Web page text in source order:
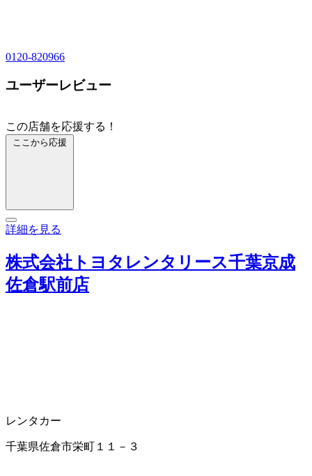
0120-820966
ユーザーレビュー
この店舗を応援する！
ここから応援
詳細を見る
株式会社トヨタレンタリース千葉京成
佐倉駅前店
レンタカー
千葉県佐倉市栄町１１－３